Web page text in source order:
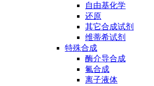
自由基化学
还原
其它合成试剂
维蒂希试剂
特殊合成
酶介导合成
氟合成
离子液体